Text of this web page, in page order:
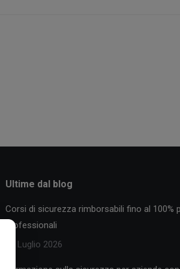
Ultime dal blog
Corsi di sicurezza rimborsabili fino al 100%
professionali
30 Luglio 2026